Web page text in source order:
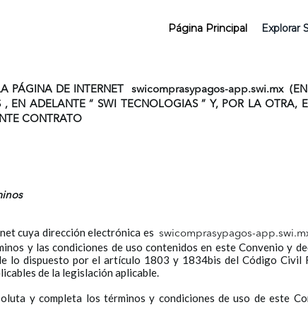
Página Principal Explorar
PÁGINA DE INTERNET swicomprasypagos-app.swi.mx
, EN ADELANTE “ SWI TECNOLOGIAS” Y, POR LA OTRA,
CONTRATO
cuya dirección electrónica es swicomprasypagos-
y las condiciones de uso contenidos en este Convenio y
lo dispuesto por el artículo 1803 y 1834bis del Código Civil
de la legislación aplicable.
y completa los términos y condiciones de uso de este